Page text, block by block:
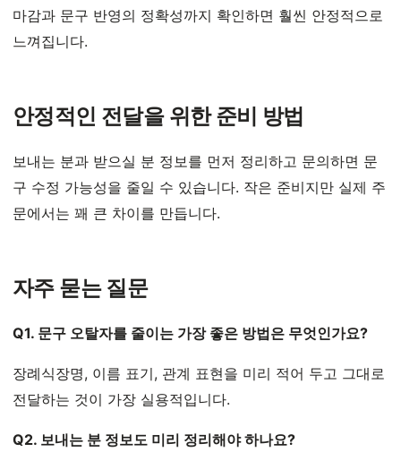
마감과 문구 반영의 정확성까지 확인하면 훨씬 안정적으로
느껴집니다.
안정적인 전달을 위한 준비 방법
보내는 분과 받으실 분 정보를 먼저 정리하고 문의하면 문
구 수정 가능성을 줄일 수 있습니다. 작은 준비지만 실제 주
문에서는 꽤 큰 차이를 만듭니다.
자주 묻는 질문
Q1. 문구 오탈자를 줄이는 가장 좋은 방법은 무엇인가요?
장례식장명, 이름 표기, 관계 표현을 미리 적어 두고 그대로
전달하는 것이 가장 실용적입니다.
Q2. 보내는 분 정보도 미리 정리해야 하나요?